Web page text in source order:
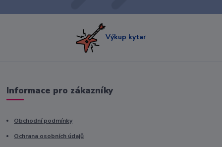
Výkup kytar
Informace pro zákazníky
Obchodní podmínky
Ochrana osobních údajů